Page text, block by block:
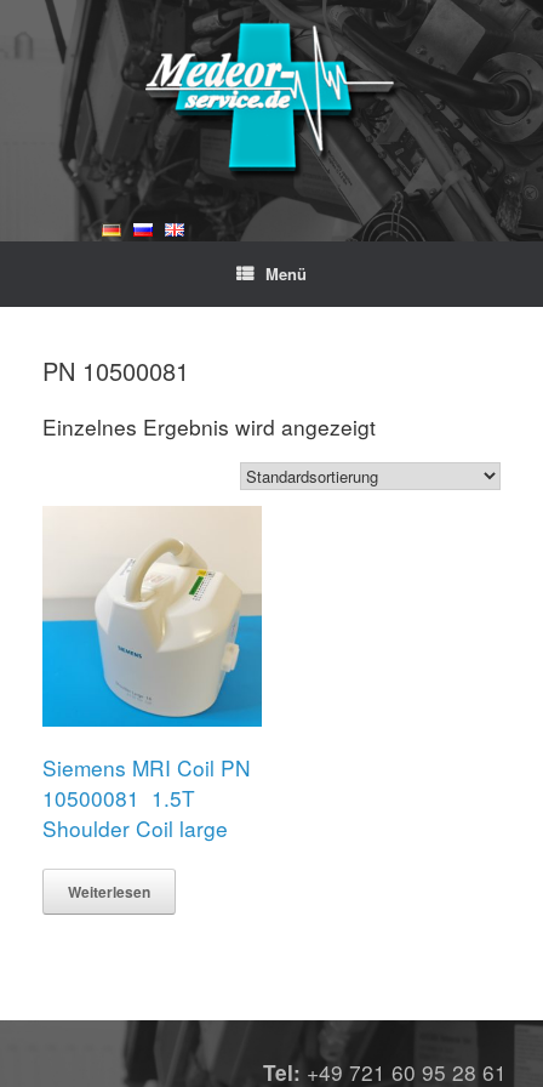
Inhalt
Menü
PN 10500081
Einzelnes Ergebnis wird angezeigt
Siemens MRI Coil PN
10500081 1.5T
Shoulder Coil large
Weiterlesen
Tel: +49 721 60 95 28 61